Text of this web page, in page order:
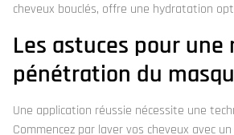
cheveux bouclés, offre une hydratation
Les astuces pour une
pénétration du
Une application réussie nécessite une
Commencez par laver vos cheveux avec